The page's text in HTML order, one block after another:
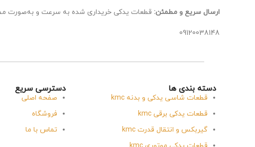
ارسال سریع و مطمئن: قطعات یدکی خریداری شده به سرعت و به‌صورت
09120038148
دسته بندی ها
قطعات شاسی یدکی و بدنه kmc
قطعات یدکی برقی kmc
گیربکس و انتقال قدرت kmc
دسترسی سریع
صفحه اصلی
فروشگاه
تماس با ما